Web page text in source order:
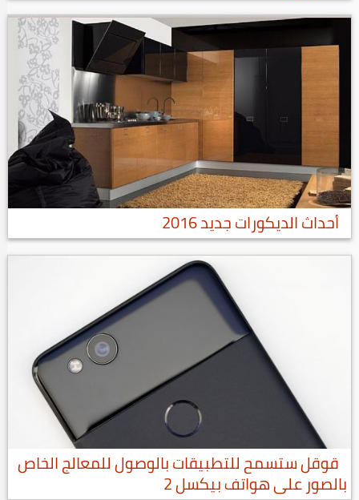
أحداث الديكورات جديد 2016
قوقل ستسمح للتطبيقات بالوصول للمعالج الخاص
بالصور على هواتف بيكسل 2